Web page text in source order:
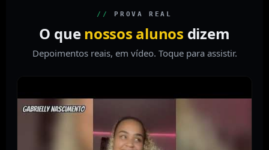
// PROVA REAL
O quenossos alunos dizem
Depoimentos reais, em vídeo. Toque para assistir.